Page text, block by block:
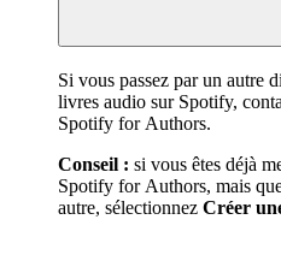
Si vous passez par un autre
livres audio sur Spotify,
Spotify for Authors.
Conseil : si vous êtes déjà
Spotify for Authors, mais
autre, sélectionnez Créer